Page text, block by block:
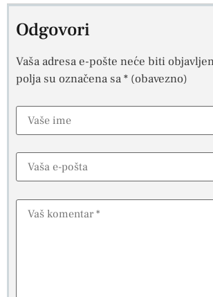
Odgovori
Vaša adresa e-pošte neće biti
polja su označena sa* (obavezno)